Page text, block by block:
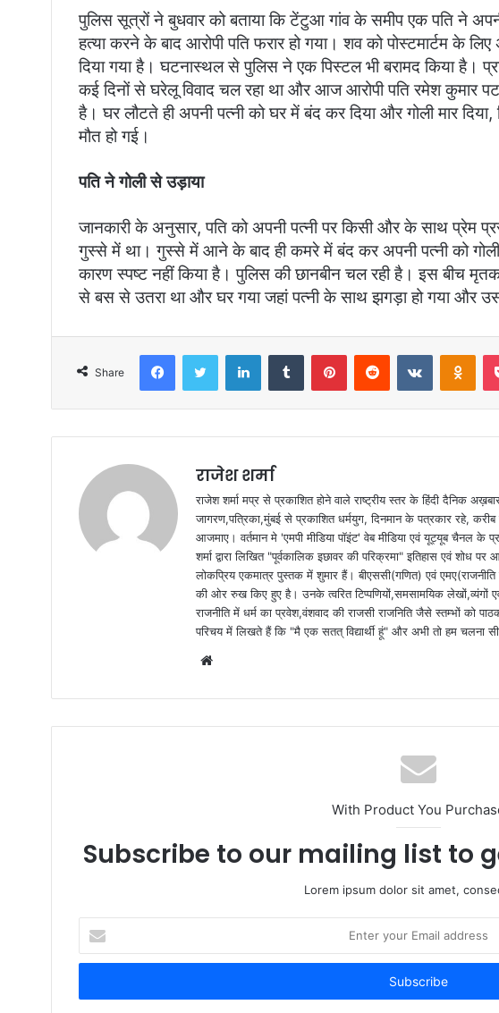
पुलिस सूत्रों ने बुधवार को बताया कि टेंटुआ गांव के समीप एक पति ने
हत्या करने के बाद आरोपी पति फरार हो गया। शव को पोस्टमार्टम के
दिया गया है। घटनास्थल से पुलिस ने एक पिस्टल भी बरामद किया है।
कई दिनों से घरेलू विवाद चल रहा था और आज आरोपी पति रमेश कुमार
है। घर लौटते ही अपनी पत्नी को घर में बंद कर दिया और गोली मार
मौत हो गई।
पति ने गोली से उड़ाया
जानकारी के अनुसार, पति को अपनी पत्नी पर किसी और के साथ प्रेम
गुस्से में था। गुस्से में आने के बाद ही कमरे में बंद कर अपनी पत्नी को गोली
कारण स्पष्ट नहीं किया है। पुलिस की छानबीन चल रही है। इस बीच
से बस से उतरा था और घर गया जहां पत्नी के साथ झगड़ा हो गया और
Share
राजेश शर्मा
राजेश शर्मा मप्र से प्रकाशित होने वाले राष्ट्रीय स्तर के हिंदी दैनिक
जागरण,पत्रिका,मुंबई से प्रकाशित धर्मयुग, दिनमान के पत्रकार रहे, करीब
आजमाए। वर्तमान मे 'एमपी मीडिया पॉइंट' वेब मीडिया एवं यूट्यूब चैनल के
शर्मा द्वारा लिखित "पूर्वकालिक इछावर की परिक्रमा" इतिहास एवं शोध
लोकप्रिय एकमात्र पुस्तक में शुमार हैं। बीएससी(गणित) एवं
की ओर रुख किए हुए है। उनके त्वरित टिप्पणियों,समसामयिक लेखों,व्यंगों
राजनीति में धर्म का प्रवेश,वंशवाद की राजसी राजनिति जैसे स्तम्भों को
परिचय में लिखते हैं कि "मै एक सतत् विद्यार्थी हूं" और अभी तो हम चलना
b
s
With Product You
Subscribe to our mailing list to
Lorem ipsum dolor sit amet,
t
r